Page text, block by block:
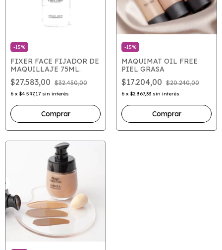
-15%
FIXER FACE FIJADOR DE
MAQUILLAJE 75ML.
$27.583,00 $32.450,00
6 x $4.597,17 sin interés
-15%
MAQUIMAT OIL FREE
PIEL GRASA
$17.204,00 $20.240,00
6 x $2.867,33 sin interés
Comprar